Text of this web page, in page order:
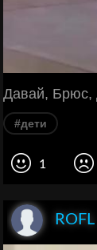
Давай, Брюс,
#дети
1
ROFL